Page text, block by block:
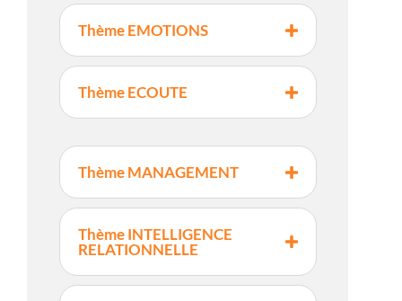
Thème EMOTIONS
Thème ECOUTE
Thème MANAGEMENT
Thème INTELLIGENCE
RELATIONNELLE